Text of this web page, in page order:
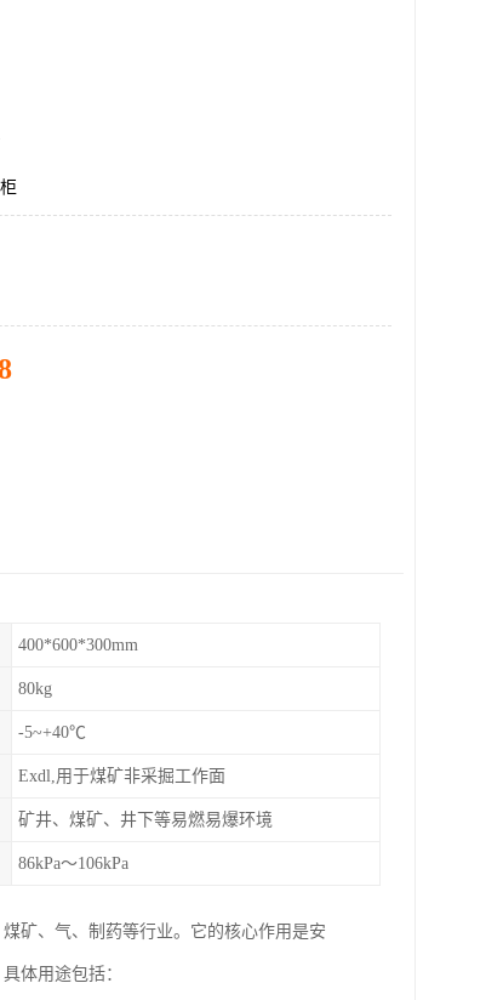
400*600*300mm
80kg
-5~+40℃
Exdl,用于煤矿非采掘工作面
矿井、煤矿、井下等易燃易爆环境
86kPa～106kPa
矿、气、制药等行业。它的核心作用是安
体用途包括：